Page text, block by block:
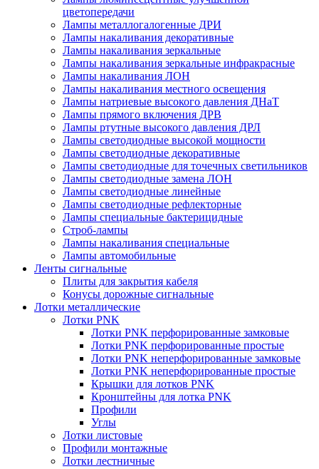
цветопередачи
Лампы металлогалогенные ДРИ
Лампы накаливания декоративные
Лампы накаливания зеркальные
Лампы накаливания зеркальные инфракрасные
Лампы накаливания ЛОН
Лампы накаливания местного освещения
Лампы натриевые высокого давления ДНаТ
Лампы прямого включения ДРВ
Лампы ртутные высокого давления ДРЛ
Лампы светодиодные высокой мощности
Лампы светодиодные декоративные
Лампы светодиодные для точечных светильников
Лампы светодиодные замена ЛОН
Лампы светодиодные линейные
Лампы светодиодные рефлекторные
Лампы специальные бактерицидные
Строб-лампы
Лампы накаливания специальные
Лампы автомобильные
Ленты сигнальные
Плиты для закрытия кабеля
Конусы дорожные сигнальные
Лотки металлические
Лотки PNK
Лотки PNK перфорированные замковые
Лотки PNK перфорированные простые
Лотки PNK неперфорированные замковые
Лотки PNK неперфорированные простые
Крышки для лотков PNK
Кронштейны для лотка PNK
Профили
Углы
Лотки листовые
Профили монтажные
Лотки лестничные